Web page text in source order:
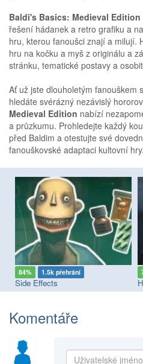
Baldi's Basics: Medieval Edition
řešení hádanek a retro grafiku a
hru, kterou fanoušci znají a milují.
hru na kočku a myš z originálu a
stránku, tematické postavy a
Ať už jste dlouholetým fanouškem
hledáte svérázný nezávislý
Medieval Edition nabízí
a průzkumu. Prohledejte každý
před Baldim a otestujte své
fanouškovské adaptaci kultovní hry.
84% 1.5k přehrání
Side Effects
Komentáře